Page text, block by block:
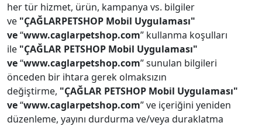
her tür hizmet, ürün, kampanya vs. bilgiler
ve "ÇAĞLARPETSHOP Mobil Uygulaması"
ve“www.caglarpetshop.com” kullanma koşulları
ile "ÇAĞLAR PETSHOP Mobil Uygulaması"
ve“www.caglarpetshop.com” sunulan bilgileri
önceden bir ihtara gerek olmaksızın
değiştirme, "ÇAĞLAR PETSHOP Mobil Uygulaması"
ve“www.caglarpetshop.com” ve içeriğini yeniden
düzenleme, yayını durdurma ve/veya duraklatma